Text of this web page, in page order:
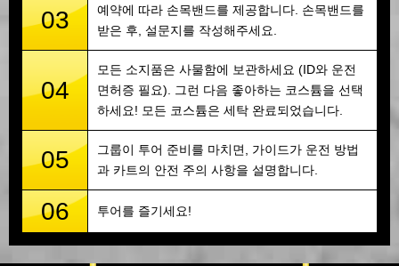
03
예약에 따라 손목밴드를 제공합니다. 손목밴드를
받은 후, 설문지를 작성해주세요.
04
모든 소지품은 사물함에 보관하세요 (ID와 운전
면허증 필요). 그런 다음 좋아하는 코스튬을 선택
하세요! 모든 코스튬은 세탁 완료되었습니다.
05
그룹이 투어 준비를 마치면, 가이드가 운전 방법
과 카트의 안전 주의 사항을 설명합니다.
06 투어를 즐기세요!